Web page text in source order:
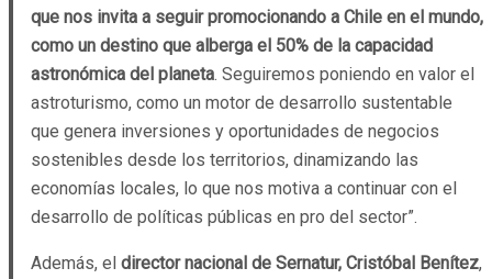
que nos invita a seguir promocionando a Chile en el mundo,
como un destino que alberga el 50% de la capacidad
astronómica del planeta. Seguiremos poniendo en valor el
astroturismo, como un motor de desarrollo sustentable
que genera inversiones y oportunidades de negocios
sostenibles desde los territorios, dinamizando las
economías locales, lo que nos motiva a continuar con el
desarrollo de políticas públicas en pro del sector”.
Además, el director nacional de Sernatur, Cristóbal Benítez,